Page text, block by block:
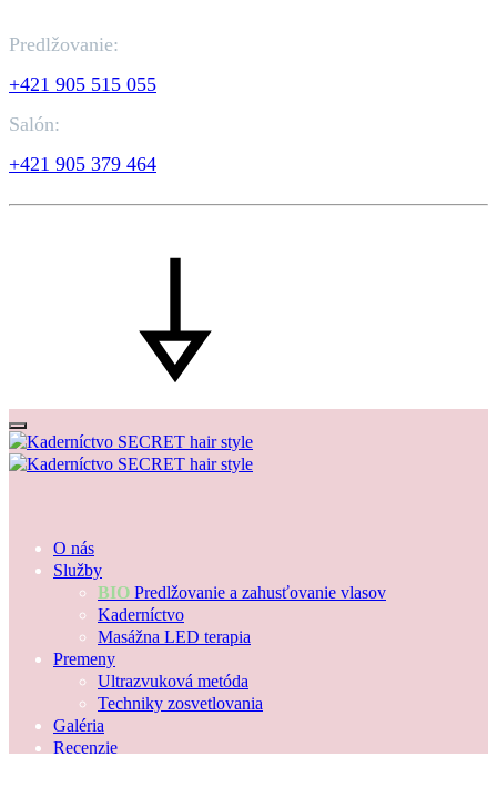
Predlžovanie:
+421 905 515 055
Salón:
+421 905 379 464
O nás
Služby
BIO Predlžovanie a zahusťovanie vlasov
Kaderníctvo
Masážna LED terapia
Premeny
Ultrazvuková metóda
Techniky zosvetlovania
Galéria
Recenzie